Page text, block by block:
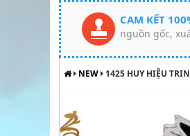
CAM KẾT
nguồn gốc,
NEW 1425 HUY HIỆU